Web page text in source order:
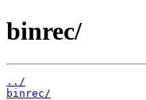
binrec/
../
binrec/